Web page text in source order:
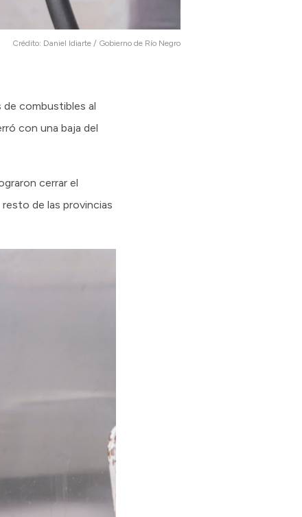
Crédito: Daniel Idiarte / Gobierno de Río Negro
de combustibles al
con una baja del
cerrar el
de las provincias